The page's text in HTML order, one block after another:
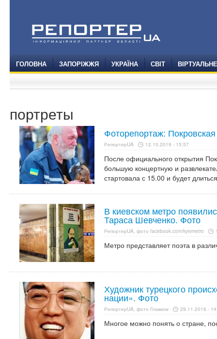
ГОЛОВНА ЗАПОРІЖЖЯ УКРАЇНА СВІТ
портреты
Фоторепортаж:
РепортерUA 12.10.2019 - 15:57
После официального открытия
большую концертную и
стартовала с 15.00 и будет
В киевском метро
Тараса Шевченко. Фото
РепортерUA, фото facebook.com/kyivmetro
Метро представляет поэта в
Художник турецкого
нации». Фото
РепортерUA, фото Главком 29.11.2016 -
Многое можно понять о стране,